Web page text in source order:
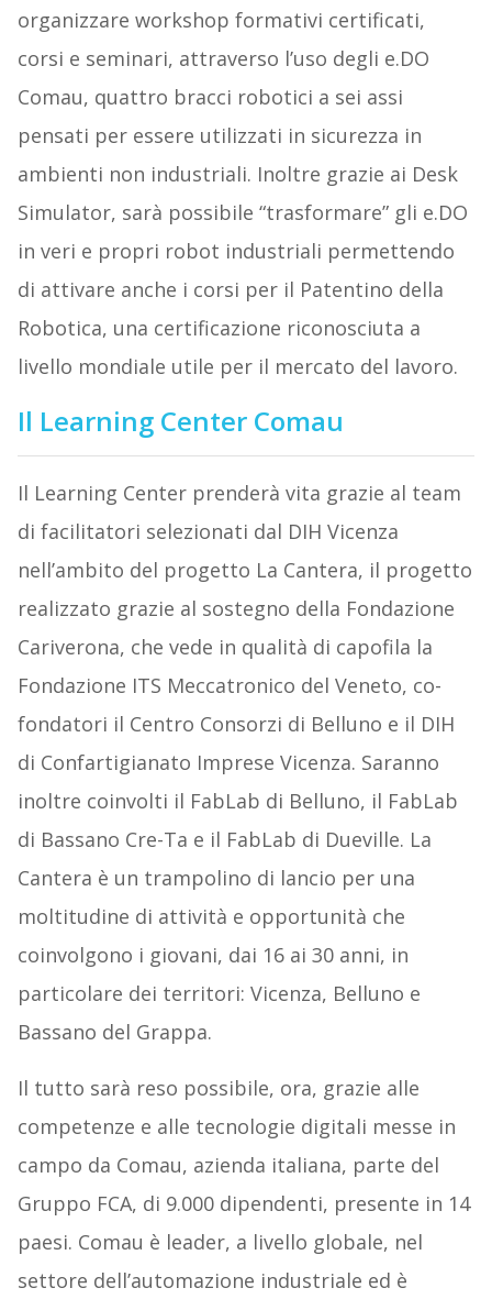
organizzare workshop formativi certificati,
corsi e seminari, attraverso l’uso degli e.DO
Comau, quattro bracci robotici a sei assi
pensati per essere utilizzati in sicurezza in
ambienti non industriali. Inoltre grazie ai Desk
Simulator, sarà possibile “trasformare” gli e.DO
in veri e propri robot industriali permettendo
di attivare anche i corsi per il Patentino della
Robotica, una certificazione riconosciuta a
livello mondiale utile per il mercato del lavoro.
Il Learning Center Comau
Il Learning Center prenderà vita grazie al team
di facilitatori selezionati dal DIH Vicenza
nell’ambito del progetto La Cantera, il progetto
realizzato grazie al sostegno della Fondazione
Cariverona, che vede in qualità di capofila la
Fondazione ITS Meccatronico del Veneto, co-
fondatori il Centro Consorzi di Belluno e il DIH
di Confartigianato Imprese Vicenza. Saranno
inoltre coinvolti il FabLab di Belluno, il FabLab
di Bassano Cre-Ta e il FabLab di Dueville. La
Cantera è un trampolino di lancio per una
moltitudine di attività e opportunità che
coinvolgono i giovani, dai 16 ai 30 anni, in
particolare dei territori: Vicenza, Belluno e
Bassano del Grappa.
Il tutto sarà reso possibile, ora, grazie alle
competenze e alle tecnologie digitali messe in
campo da Comau, azienda italiana, parte del
Gruppo FCA, di 9.000 dipendenti, presente in 14
paesi. Comau è leader, a livello globale, nel
settore dell’automazione industriale ed è